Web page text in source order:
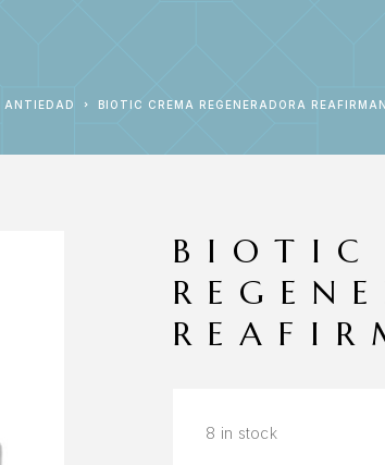
ANTIEDAD BIOTIC CREMA REGENERADORA
BIOTIC
8 in stock